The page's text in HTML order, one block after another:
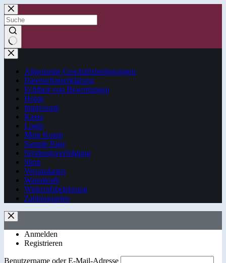
Zum
Inhalt
springen
Keine
Ergebnisse
Allgemeine Geschäftsbedingungen
Datenschutzerklärung
Echtheit von Bewertungen
Home
Impressum
Kasse
Login
Mein Konto
Sample Page
Sendungsverfolgung
Shop
Versandarten
Warenkorb
Widerrufsbelehrung
Zahlungsarten
Anmelden
Registrieren
Benutzername oder E-Mail-Adresse